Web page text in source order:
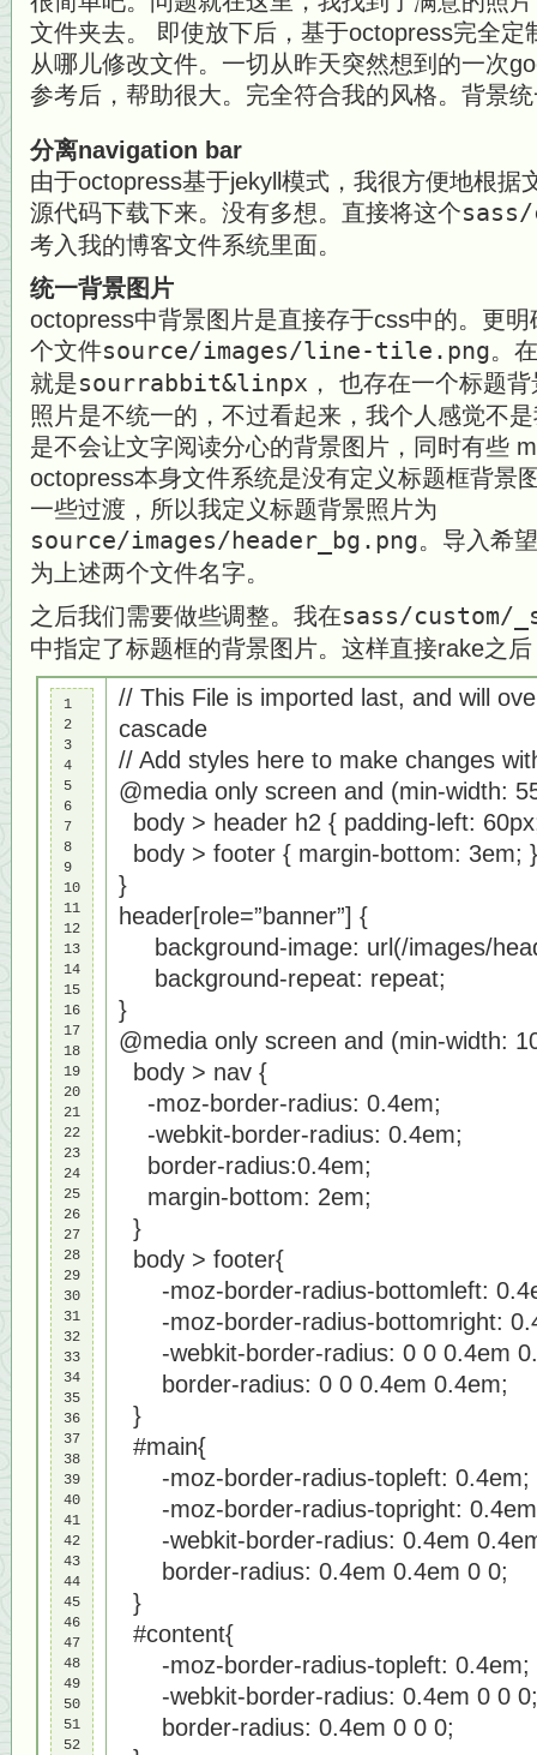
文件夹去。 即使放下后，基于octopress完全定
从哪儿修改文件。一切从昨天突然想到的一次
参考后，帮助很大。完全符合我的风格。背景
分离navigation bar
由于octopress基于jekyll模式，我很方便地根据
源代码下载下来。没有多想。直接将这个
考入我的博客文件系统里面。
统一背景图片
octopress中背景图片是直接存于css中的。更
个文件source/images/line-tile.png。
就是sourrabbit&linpx ， 也存在一个标题
照片是不统一的，不过看起来，我个人感觉不
是不会让文字阅读分心的背景图片，同时有些
octopress本身文件系统是没有定义标题框背景
一些过渡，所以我定义标题背景照片为
source/images/header_bg.png。导入希
为上述两个文件名字。
之后我们需要做些调整。我在sass/custom/
中指定了标题框的背景图片。这样直接rake之
1
2
3
4
5
6
7
8
9
10
11
12
13
14
15
16
17
18
19
20
21
22
23
24
25
26
27
28
29
30
31
32
33
34
35
36
37
38
39
40
41
42
43
44
45
46
47
48
49
50
51
52
// This File is imported last, and will
cascade
// Add styles here to make changes
@media only screen and (min-width:
body > header h2 { padding-left:
body > footer { margin-bottom: 3em; }
}
header[role=”banner”] {
background-image: url(/images/
background-repeat: repeat;
}
@media only screen and (min-width:
body > nav {
-moz-border-radius: 0.4em;
-webkit-border-radius: 0.4em;
border-radius:0.4em;
margin-bottom: 2em;
}
body > footer{
-moz-border-radius-bottomleft:
-moz-border-radius-bottomright:
-webkit-border-radius: 0 0 0.4em
border-radius: 0 0 0.4em 0.4em;
}
#main{
-moz-border-radius-topleft: 0.4em;
-moz-border-radius-topright:
-webkit-border-radius: 0.4em
border-radius: 0.4em 0.4em 0 0;
}
#content{
-moz-border-radius-topleft: 0.4em;
-webkit-border-radius: 0.4em 0 0 0;
border-radius: 0.4em 0 0 0;